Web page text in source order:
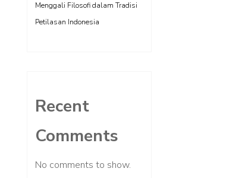
Menggali Filosofi dalam Tradisi
Petilasan Indonesia
Recent
Comments
No comments to show.